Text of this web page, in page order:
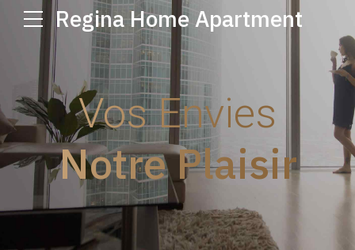
Regina Home Apartment
Vos Envies
Notre Plaisir